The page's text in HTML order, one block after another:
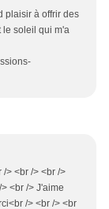
plaisir à offrir des
le soleil qui m'a
/> <br /> <br />
<br /> J'aime
/> <br /> <br